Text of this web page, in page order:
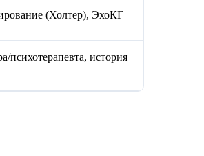
(Холтер), ЭхоКГ
психотерапевта, история